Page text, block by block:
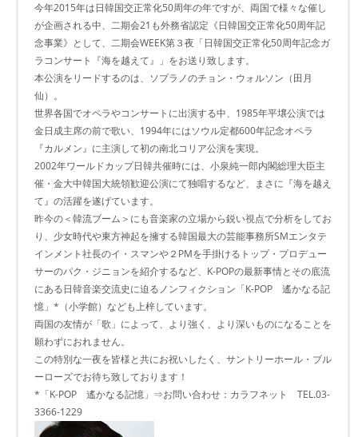
今年2015年は日韓国交正常化50周年の年ですが、両国で様々な催し
が企画される中、二期会21も外務省認定《日韓国交正常化50周年記
念事業》として、二期会WEEK第３夜「日韓国交正常化50周年記念ガ
ラコンサート『海を越えて』」をお送り致します。
本公演をリードするのは、ソプラノのチョン・ウォルソン（田月
仙）。
世界各国でオペラやコンサートに出演する中、1985年平壌公演では
金日成主席の前で歌い、1994年にはソウル定都600年記念オペラ
『カルメン』に主演して初の南北コリア公演を実現。
2002年ワールドカップ日韓共催時には、小泉純一郎内閣総理大臣主
催・金大中韓国大統領歓迎公演にて独唱するなど、まさに『海を越え
て』の活躍を遂げています。
昨今の＜韓流ブーム＞にも音楽家の立場から鋭い視点で分析をしてお
り、少女時代や東方神起を擁する韓国最大の芸能事務所SMエンタテ
インメント社長のイ・スマンや２PMを手掛けるトップ・プロデュー
サーのパク・ジニョンを紹介するなど、K-POPの最新事情とその底流
にある日韓音楽交流史に迫るノンフィクション「K-POP 遙かなる記
憶」*（小学館）なども上梓しています。
両国の友情が「歌」によって、より強く、より深いものになることを
願わずにおれません。
この特別な一夜を皆様と共にお祝いしたく、サントリーホール・ブル
ーローズでお待ち致しております！
*「K-POP 遙かなる記憶」⇒お問い合わせ：カラフネット TEL.03-
3366-1229